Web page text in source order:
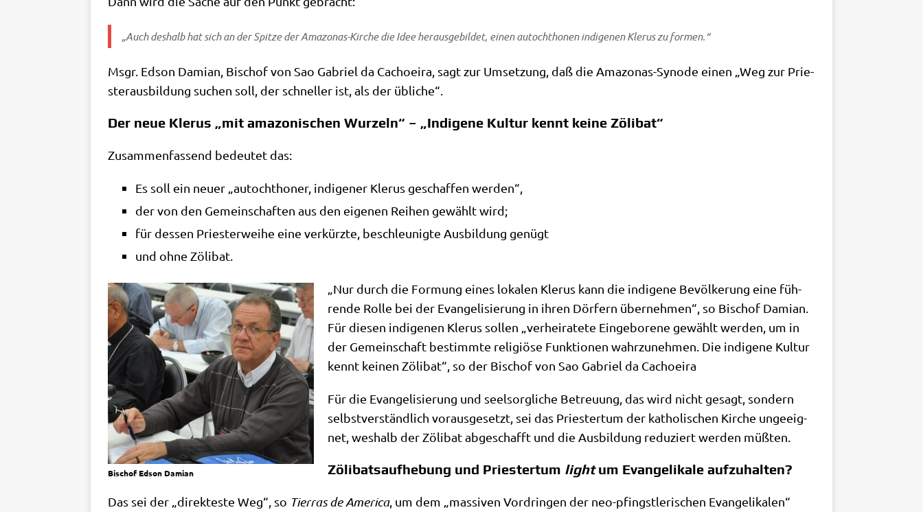
„Auch des­halb hat sich an der Spit­ze der Ama­zo­nas-Kir­che die Idee her­aus­ge­bil­det, einen auto­chtho­nen indi­ge­nen Kle­rus zu formen.“
Msgr. Eds­on Dami­an, Bischof von Sao Gabri­el da Cachoei­ra, sagt zur Umset­zung, daß die Ama­zo­nas-Syn­ode einen „Weg zur Prie­
ster­aus­bil­dung suchen soll, der schnel­ler ist, als der übliche“.
Der neue Klerus „mit amazonischen Wurzeln“ – „Indigene Kultur kennt keine Zölibat“
Zusam­men­fas­send bedeu­tet das:
Es soll ein neu­er „auto­chtho­ner, indi­ge­ner Kle­rus geschaf­fen werden“,
der von den Gemein­schaf­ten aus den eige­nen Rei­hen gewählt wird;
für des­sen Prie­ster­wei­he eine ver­kürz­te, beschleu­nig­te Aus­bil­dung genügt
und ohne Zölibat.
Bischof Eds­on Damian
„Nur durch die For­mung eines loka­len Kle­rus kann die indi­ge­ne Bevöl­ke­rung eine füh­
ren­de Rol­le bei der Evan­ge­li­sie­rung in ihren Dör­fern über­neh­men“, so Bischof Dami­an.
Für die­sen indi­ge­nen Kle­rus sol­len „ver­hei­ra­te­te Ein­ge­bo­re­ne gewählt wer­den, um in
der Gemein­schaft bestimm­te reli­giö­se Funk­tio­nen wahr­zu­neh­men. Die indi­ge­ne Kul­tur
kennt kei­nen Zöli­bat“, so der Bischof von Sao Gabri­el da Cachoeira
Für die Evan­ge­li­sie­rung und seel­sorg­li­che Betreu­ung, das wird nicht gesagt, son­dern
selbst­ver­ständ­lich vor­aus­ge­setzt, sei das Prie­ster­tum der katho­li­schen Kir­che unge­eig­
net, wes­halb der Zöli­bat abge­schafft und die Aus­bil­dung redu­ziert wer­den müßten.
Zölibatsaufhebung und Priestertum lightum Evangelikale aufzuhalten?
Das sei der „direk­te­ste Weg“, so Tier­ras de Ame­ri­ca, um dem „mas­si­ven Vor­drin­gen der neo-pfingst­le­ri­schen Evan­ge­li­ka­len“